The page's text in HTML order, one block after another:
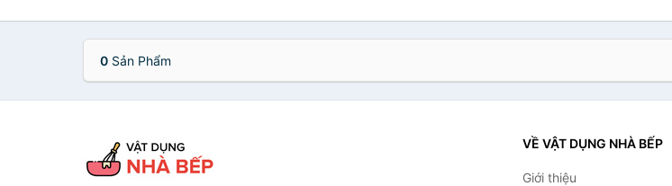
0 Sản Phẩm
VỀ VẬT DỤNG NHÀ BẾP
Giới thiệu